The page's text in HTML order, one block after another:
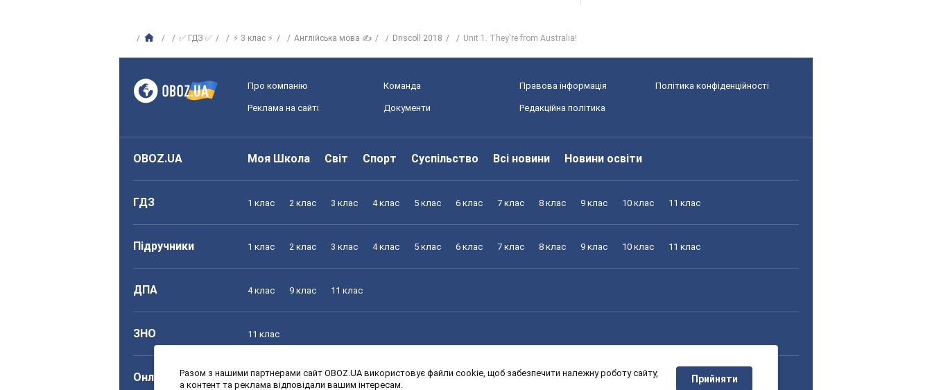
✅ ГДЗ ✅ ⚡ 3 клас ⚡ Англійська мова ✍ Driscoll 2018 Unit 1. They're from Australia!
Про компанію Команда Правова інформація Політика конфіденційності
Реклама на сайті Документи Редакційна політика
OBOZ.UA Моя Школа Світ Спорт Суспільство Всі новини Новини освіти
ГДЗ 1 клас 2 клас 3 клас 4 клас 5 клас 6 клас 7 клас 8 клас 9 клас 10 клас 11 клас
Підручники 1 клас 2 клас 3 клас 4 клас 5 клас 6 клас 7 клас 8 клас 9 клас 10 клас 11 клас
ДПА 4 клас 9 клас 11 клас
ЗНО 11 клас
Онлайн уроки 1 клас 2 клас 3 клас 4 клас 5 клас 6 клас 7 клас 8 клас 9 клас 10 клас 11 клас
Разом з нашими партнерами сайт OBOZ.UA використовує файли cookie, щоб забезпечити належну роботу сайту,
а контент та реклама відповідали вашим інтересам.
Прийняти